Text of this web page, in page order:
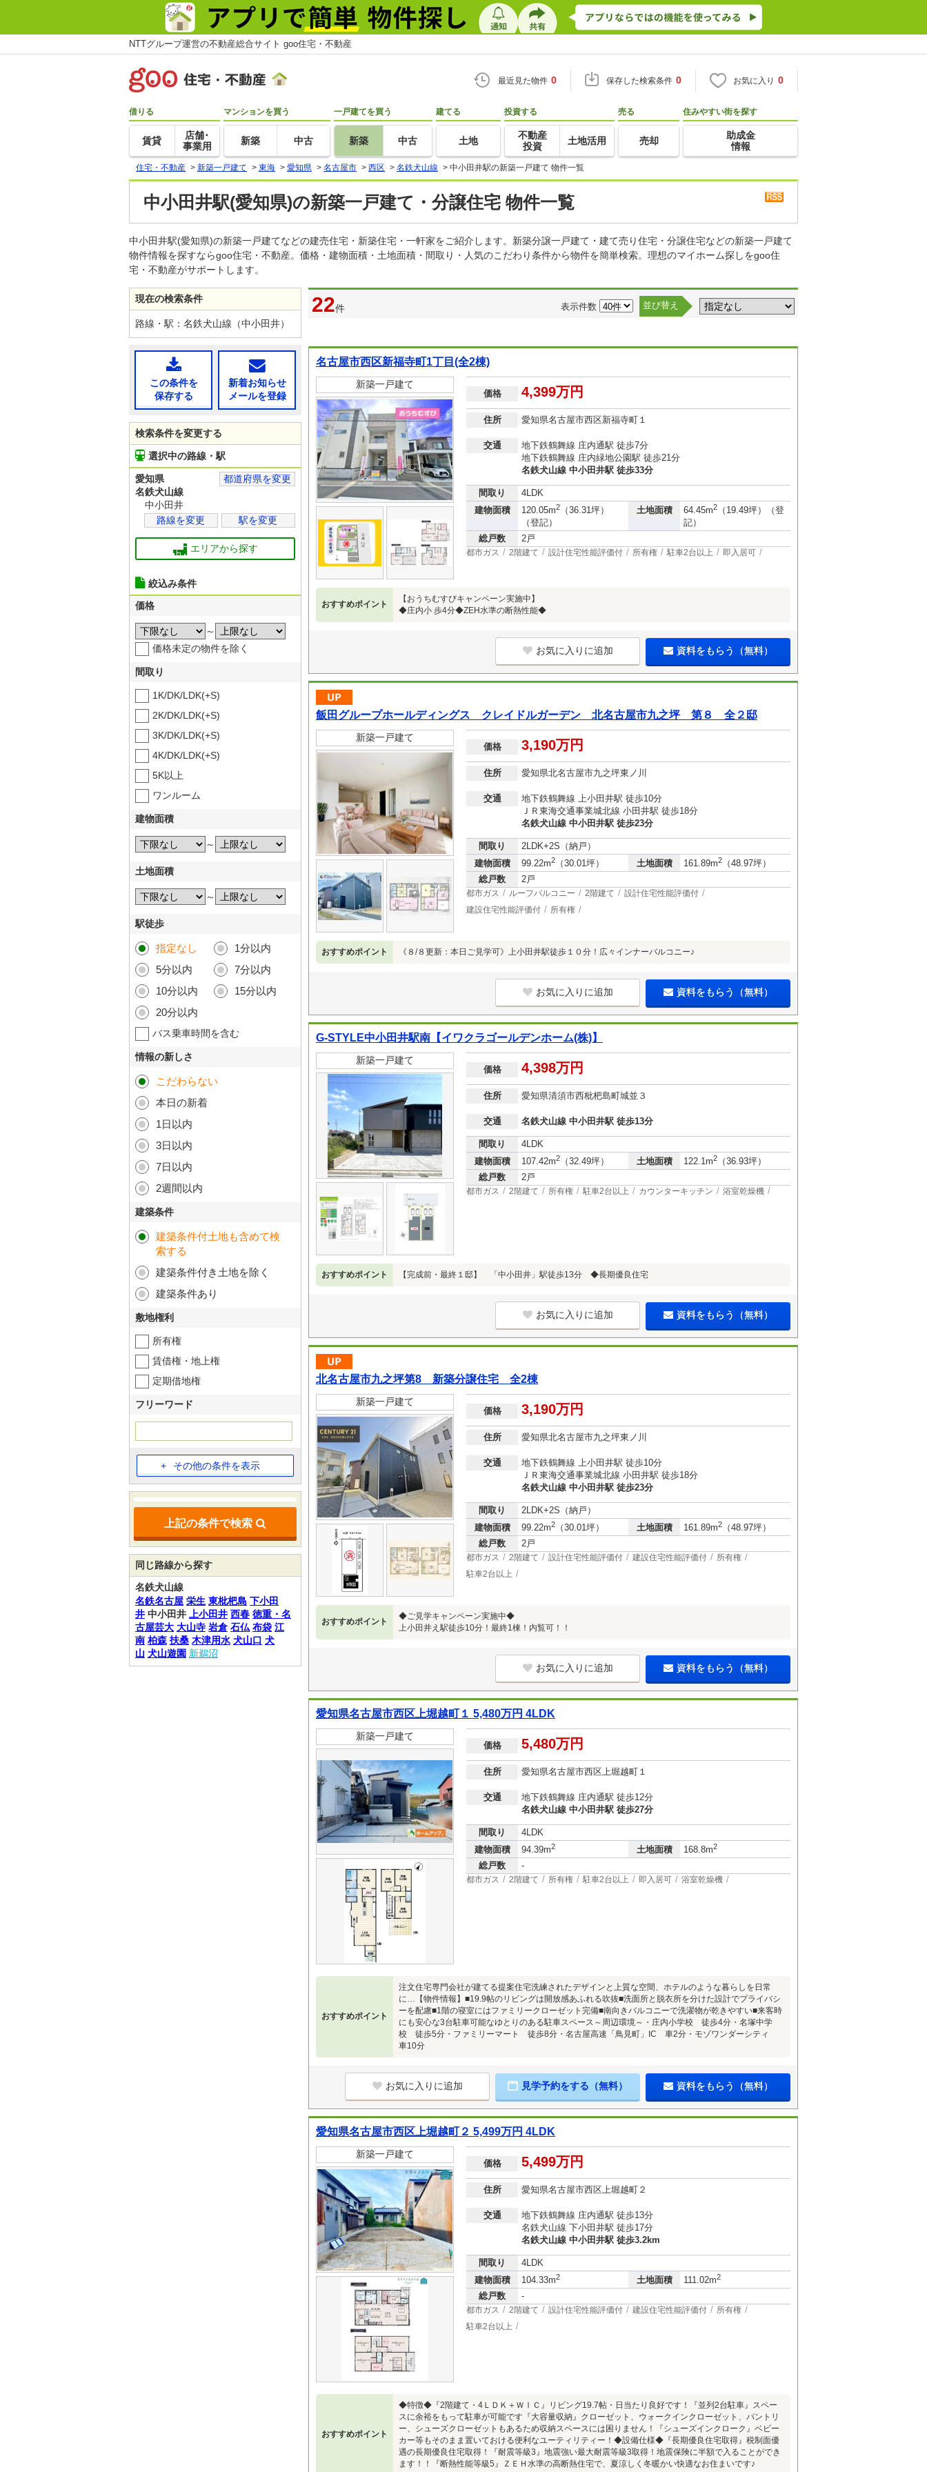
NTTグループ運営の不動産総合サイト goo住宅・不動産
最近見た物件 0 保存した検索条件 0 お気に入り 0
借りる
賃貸
店舗･
事業用
マンションを買う
新築 中古
一戸建てを買う
新築 中古
建てる
土地
投資する
不動産
投資
土地活用
売る
売却
住みやすい街を探す
助成金
情報
住宅・不動産 > 新築一戸建て > 東海 > 愛知県 > 名古屋市 > 西区 > 名鉄犬山線 > 中小田井駅の新築一戸建て 物件一覧
中小田井駅(愛知県)の新築一戸建て・分譲住宅 物件一覧
中小田井駅(愛知県)の新築一戸建てなどの建売住宅・新築住宅・一軒家をご紹介します。新築分譲一戸建て・建て売り住宅・分譲住宅などの新築一戸建て
物件情報を探すならgoo住宅・不動産。価格・建物面積・土地面積・間取り・人気のこだわり条件から物件を簡単検索。理想のマイホーム探しをgoo住
宅・不動産がサポートします。
22件 表示件数 並び替え
名古屋市西区新福寺町1丁目(全2棟)
新築一戸建て
価格 4,399万円
住所 愛知県名古屋市西区新福寺町１
交通
地下鉄鶴舞線 庄内通駅 徒歩7分
地下鉄鶴舞線 庄内緑地公園駅 徒歩21分
名鉄犬山線 中小田井駅 徒歩33分
間取り
4LDK
建物面積
120.05m2
（36.31坪）
（登記）
土地面積 64.45m2
（19.49坪）（登
記）
総戸数
2戸
都市ガス 2階建て 設計住宅性能評価付 所有権 駐車2台以上 即入居可
おすすめポイント
【おうちむすびキャンペーン実施中】
◆庄内小 歩4分◆ZEH水準の断熱性能◆
お気に入りに追加 資料をもらう（無料）
飯田グループホールディングス クレイドルガーデン 北名古屋市九之坪 第８ 全２邸
新築一戸建て
価格 3,190万円
住所 愛知県北名古屋市九之坪東ノ川
交通
地下鉄鶴舞線 上小田井駅 徒歩10分
ＪＲ東海交通事業城北線 小田井駅 徒歩18分
名鉄犬山線 中小田井駅 徒歩23分
間取り
2LDK+2S（納戸）
建物面積
99.22m2 （30.01坪） 土地面積 161.89m2
（48.97坪）
総戸数
2戸
都市ガス ルーフバルコニー 2階建て
設計住宅性能評価付
建設住宅性能評価付
所有権
おすすめポイント 《８/８更新：本日ご見学可》上小田井駅徒歩１０分！広々インナーバルコニー♪
お気に入りに追加 資料をもらう（無料）
G-STYLE中小田井駅南【イワクラゴールデンホーム(株)】
新築一戸建て
価格 4,398万円
住所 愛知県清須市西枇杷島町城並３
交通 名鉄犬山線 中小田井駅 徒歩13分
間取り
4LDK
建物面積
107.42m2 （32.49坪） 土地面積 122.1m2
（36.93坪）
総戸数
2戸
都市ガス 2階建て 所有権 駐車2台以上 カウンターキッチン 浴室乾燥機
おすすめポイント 【完成前・最終１邸】 「中小田井」駅徒歩13分 ◆長期優良住宅
お気に入りに追加 資料をもらう（無料）
北名古屋市九之坪第8 新築分譲住宅 全2棟
新築一戸建て
価格 3,190万円
住所 愛知県北名古屋市九之坪東ノ川
交通
地下鉄鶴舞線 上小田井駅 徒歩10分
ＪＲ東海交通事業城北線 小田井駅 徒歩18分
名鉄犬山線 中小田井駅 徒歩23分
間取り
2LDK+2S（納戸）
建物面積
99.22m2 （30.01坪） 土地面積 161.89m2
（48.97坪）
総戸数
2戸
都市ガス 2階建て 設計住宅性能評価付 建設住宅性能評価付
所有権
駐車2台以上
おすすめポイント
◆ご見学キャンペーン実施中◆
上小田井え駅徒歩10分！最終1棟！内覧可！！
お気に入りに追加 資料をもらう（無料）
愛知県名古屋市西区上堀越町１ 5,480万円 4LDK
新築一戸建て
価格 5,480万円
住所 愛知県名古屋市西区上堀越町１
交通
地下鉄鶴舞線 庄内通駅 徒歩12分
名鉄犬山線 中小田井駅 徒歩27分
間取り
4LDK
建物面積
94.39m2 土地面積 168.8m2
総戸数 -
都市ガス 2階建て 所有権 駐車2台以上 即入居可 浴室乾燥機
おすすめポイント
注文住宅専門会社が建てる提案住宅洗練されたデザインと上質な空間、ホテルのような暮らしを日常
に…【物件情報】■19.9帖のリビングは開放感あふれる吹抜■洗面所と脱衣所を分けた設計でプライバシ
ーを配慮■1階の寝室にはファミリークローゼット完備■南向きバルコニーで洗濯物が乾きやすい■来客時
にも安心な3台駐車可能なゆとりのある駐車スペース～周辺環境～・庄内小学校 徒歩4分・名塚中学
校 徒歩5分・ファミリーマート 徒歩8分・名古屋高速「鳥見町」IC 車2分・モゾワンダーシティ
車10分
お気に入りに追加 見学予約をする（無料） 資料をもらう（無料）
愛知県名古屋市西区上堀越町２ 5,499万円 4LDK
新築一戸建て
価格 5,499万円
住所 愛知県名古屋市西区上堀越町２
交通
地下鉄鶴舞線 庄内通駅 徒歩13分
名鉄犬山線 下小田井駅 徒歩17分
名鉄犬山線 中小田井駅 徒歩3.2km
間取り
4LDK
建物面積
104.33m2 土地面積 111.02m2
総戸数 -
都市ガス 2階建て 設計住宅性能評価付 建設住宅性能評価付
所有権
駐車2台以上
おすすめポイント
◆特徴◆『2階建て・4ＬＤＫ＋ＷＩＣ』リビング19.7帖・日当たり良好です！『並列2台駐車』スペー
スに余裕をもって駐車が可能です『大容量収納』クローゼット、ウォークインクローゼット、パントリ
ー、シューズクローゼットもあるため収納スペースには困りません！『シューズインクローク』ベビー
カー等もそのまま置いておける便利なユーティリティー！◆設備仕様◆『長期優良住宅取得』税制面優
遇の長期優良住宅取得！『耐震等級3』地震強い最大耐震等級3取得！地震保険に半額で入ることができ
ます！！『断熱性能等級5』ＺＥＨ水準の高断熱住宅で、夏涼しく冬暖かい快適なお住まいです♪
現在の検索条件
路線・駅：名鉄犬山線（中小田井）
この条件を
保存する
新着お知らせ
メールを登録
検索条件を変更する
選択中の路線・駅
愛知県
都道府県を変更
名鉄犬山線
中小田井
路線を変更
駅を変更
エリアから探す
絞込み条件
価格
～
価格未定の物件を除く
間取り
1K/DK/LDK(+S)
2K/DK/LDK(+S)
3K/DK/LDK(+S)
4K/DK/LDK(+S)
5K以上
ワンルーム
建物面積
～
土地面積
～
駅徒歩
指定なし
1分以内
5分以内
7分以内
10分以内
15分以内
20分以内
バス乗車時間を含む
情報の新しさ
こだわらない
本日の新着
1日以内
3日以内
7日以内
2週間以内
建築条件
建築条件付土地も含めて検
索する
建築条件付き土地を除く
建築条件あり
敷地権利
所有権
賃借権・地上権
定期借地権
フリーワード
その他の条件を表示
上記の条件で検索
同じ路線から探す
名鉄犬山線
名鉄名古屋 栄生 東枇杷島 下小田
井 中小田井 上小田井 西春 徳重・名
古屋芸大 大山寺 岩倉 石仏 布袋 江
南 柏森 扶桑 木津用水 犬山口 犬
山 犬山遊園 新鵜沼